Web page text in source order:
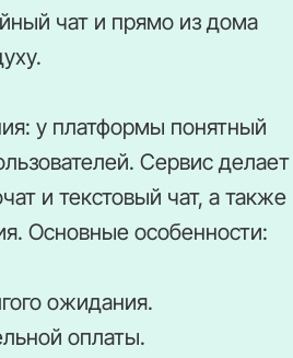
чат и прямо из дома
у платформы понятный
Сервис делает
и текстовый чат, а также
Основные особенности:
ожидания.
оплаты.